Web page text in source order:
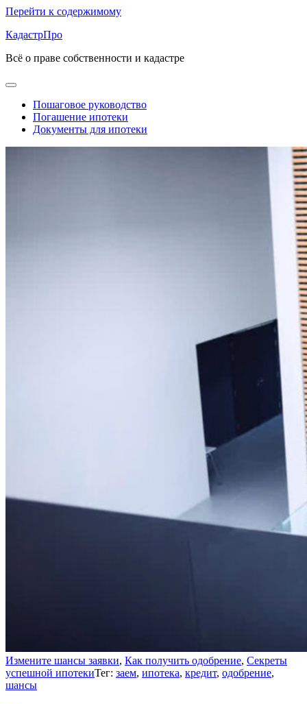
Перейти к содержимому
КадастрПро
Всё о праве собственности и кадастре
Пошаговое руководство
Погашение ипотеки
Документы для ипотеки
Измените шансы заявки, Как получить одобрение, Секреты
успешной ипотекиТег: заем, ипотека, кредит, одобрение,
шансы